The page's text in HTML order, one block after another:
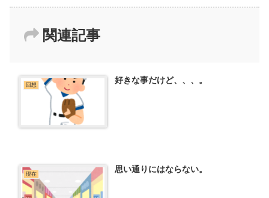
関連記事
回想 好きな事だけど、、、。
現在 思い通りにはならない。